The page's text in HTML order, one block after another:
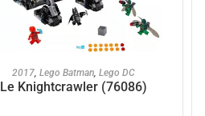
AJOUTER AU PANIER
2017,Lego Batman,Lego DC
Le Knightcrawler (76086)